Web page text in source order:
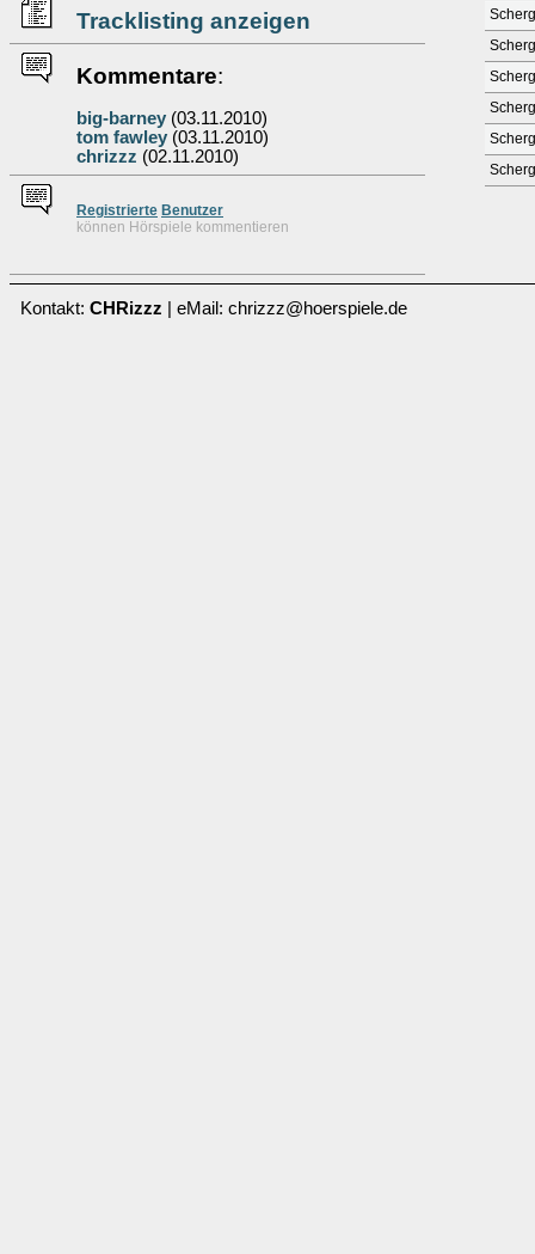
Tracklisting anzeigen
Kommentare:
big-barney (03.11.2010)
tom fawley (03.11.2010)
chrizzz (02.11.2010)
Registrierte Benutzer
können Hörspiele kommentieren
Kontakt: CHRizzz | eMail: chrizzz@hoerspiele.de